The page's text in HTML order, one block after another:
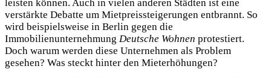
leisten können. Auch in vielen anderen Städten ist eine
verstärkte Debatte um Mietpreissteigerungen entbrannt. So
wird beispielsweise in Berlin gegen die
Immobilienunternehmung Deutsche Wohnen protestiert.
Doch warum werden diese Unternehmen als Problem
gesehen? Was steckt hinter den Mieterhöhungen?